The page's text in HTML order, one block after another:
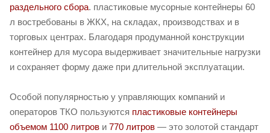
раздельного сбора. пластиковые мусорные контейнеры 60
л востребованы в ЖКХ, на складах, производствах и в
торговых центрах. Благодаря продуманной конструкции
контейнер для мусора выдерживает значительные нагрузки
и сохраняет форму даже при длительной эксплуатации.
Особой популярностью у управляющих компаний и
операторов ТКО пользуются пластиковые контейнеры
объемом 1100 литров и 770 литров — это золотой стандарт